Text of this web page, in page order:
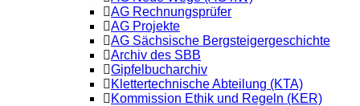
AG Rechnungsprüfer
AG Projekte
AG Sächsische Bergsteigergeschichte
Archiv des SBB
Gipfelbucharchiv
Klettertechnische Abteilung (KTA)
Kommission Ethik und Regeln (KER)